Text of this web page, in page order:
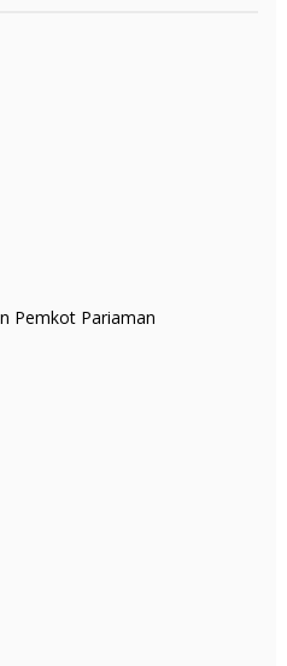
Pemkot Pariaman